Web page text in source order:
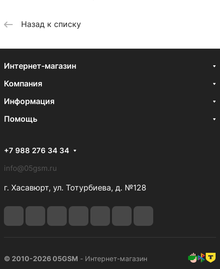
Назад к списку
Интернет-магазин
Компания
Информация
Помощь
+7 988 276 34 34
info@05gsm.ru
г. Хасавюрт, ул. Тотурбиева, д. №128
© 2010-2026 05GSM - Интернет-магазин